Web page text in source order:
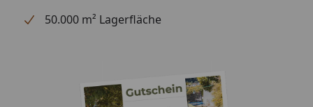
Verwendung
andere Form der Abdeckung (z.
B. Holzlatte) möglich
50.000 m² Lagerfläche